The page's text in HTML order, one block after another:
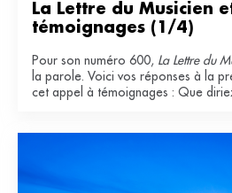
La Lettre du Musicien
témoignages (1/4)
Pour son numéro 600, La Lettre du
la parole. Voici vos réponses à la
cet appel à témoignages : Que